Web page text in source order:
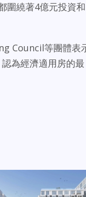
圍繞著4億元投資和
Council等團體表
為經濟適用房的最